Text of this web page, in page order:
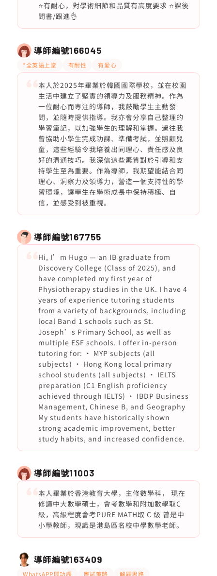
⭐️有耐心，對學術細節和品質有高度要求 ⭐️課後
問書/跟進👌
導師編號166045
*全英語上堂 有耐性 有愛心
本人於2025年畢業於韓國國際學校，並在校園
生活中建立了堅實的領導力及服務精神。作為
一位耐心而專注的導師，我鼓勵學生主動發
問，並隨時提供指導。我亦會分享自己整理的
學習筆記，以加強學生的理解和掌握。過往我
曾協助小學生完成功課、準備考試，並照顧兒
童，這些經驗令我培養出同理心、責任感及良
好的溝通技巧。我深信這些素質對於引導和支
持學生至為重要。作為導師，我期望能結合同
理心、洞察力及領導力，營造一個支持性的學
習環境，讓學生在學術成長中保持積極、自
信，並感受到被重視。
導師編號167755
Hi, I’m Hugo — an IB graduate from
Discovery College (Class of 2025), and
have completed my first year of
Physiotherapy studies in the UK. I have 4
years of experience tutoring students
from a variety of backgrounds, including
local Band 1 schools such as St.
Joseph’s Primary School, as well as
multiple ESF schools. I offer in-person
tutoring for: • MYP subjects (all
subjects) • Hong Kong local primary
school students (all subjects) • IELTS
preparation (C1 English proficiency
achieved through IELTS) • IBDP Business
Management, Chinese B, and Geography
My students have historically shown
strong academic improvement, better
study habits, and increased confidence.
導師編號11003
本人畢業於香港教育大學，主修數學科， 現在
修讀中大數學碩士，會考數學和附加數學取C
級，高級程度會考PURE MATH取 C 級 曾是中
小學教師，現識是港島區名校中學數學老師。
導師編號163409
WhatsAPP問功課 應試策略 解題思路